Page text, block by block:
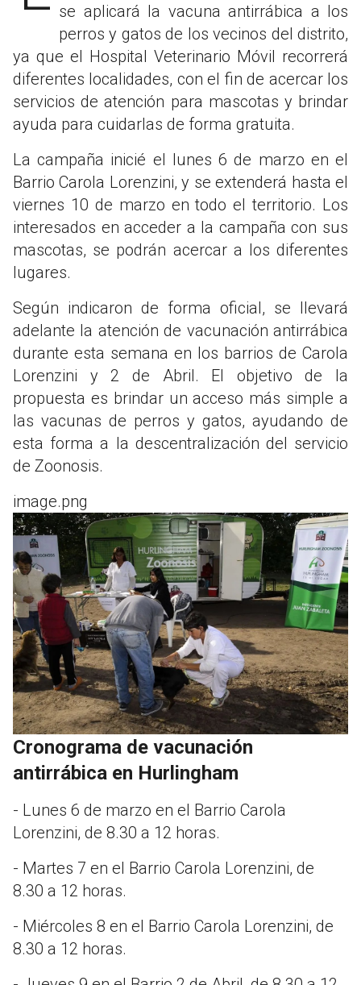
se aplicará la vacuna antirrábica a los
perros y gatos de los vecinos del distrito,
ya que el Hospital Veterinario Móvil recorrerá
diferentes localidades, con el fin de acercar los
servicios de atención para mascotas y brindar
ayuda para cuidarlas de forma gratuita.
La campaña inicié el lunes 6 de marzo en el
Barrio Carola Lorenzini, y se extenderá hasta el
viernes 10 de marzo en todo el territorio. Los
interesados en acceder a la campaña con sus
mascotas, se podrán acercar a los diferentes
lugares.
Según indicaron de forma oficial, se llevará
adelante la atención de vacunación antirrábica
durante esta semana en los barrios de Carola
Lorenzini y 2 de Abril. El objetivo de la
propuesta es brindar un acceso más simple a
las vacunas de perros y gatos, ayudando de
esta forma a la descentralización del servicio
de Zoonosis.
image.png
Cronograma de vacunación
antirrábica en Hurlingham
- Lunes 6 de marzo en el Barrio Carola
Lorenzini, de 8.30 a 12 horas.
- Martes 7 en el Barrio Carola Lorenzini, de
8.30 a 12 horas.
- Miércoles 8 en el Barrio Carola Lorenzini, de
8.30 a 12 horas.